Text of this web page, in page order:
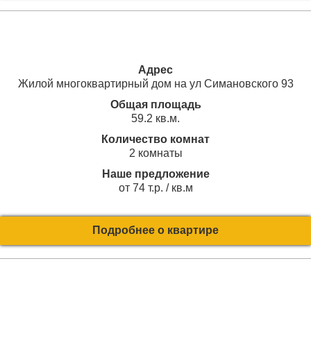
Адрес
Жилой многоквартирный дом на ул Симановского 93
Общая площадь
59.2 кв.м.
Количество комнат
2 комнаты
Наше предложение
от 74 т.р. / кв.м
Подробнее о квартире